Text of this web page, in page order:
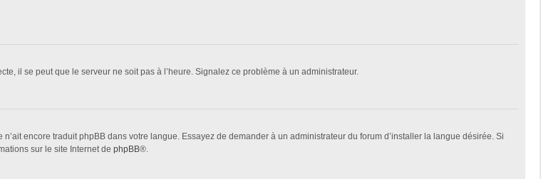
il se peut que le serveur ne soit pas à l’heure. Signalez ce problème à un administrateur.
encore traduit phpBB dans votre langue. Essayez de demander à un administrateur du forum d’installer la langue désirée. Si
sur le site Internet de phpBB®.